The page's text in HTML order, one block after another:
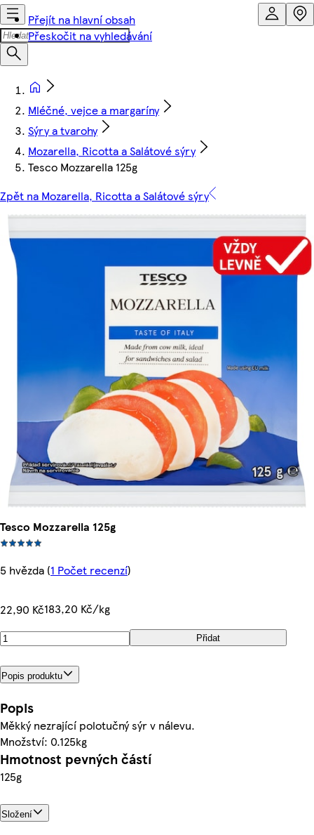
Přejít na hlavní obsah
Přeskočit na vyhledávání
Mléčné, vejce a margaríny
Sýry a tvarohy
Mozarella, Ricotta a Salátové sýry
Tesco Mozzarella 125g
Zpět na Mozarella, Ricotta a Salátové sýry
Tesco Mozzarella 125g
5 hvězda (1 Počet recenzí)
22,90 Kč183,20 Kč/kg
Přidat
Popis produktu
Popis
Měkký nezrající polotučný sýr v nálevu.
Množství: 0.125kg
Hmotnost pevných částí
125g
Složení